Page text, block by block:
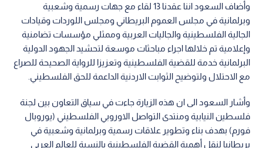
وأضاف السعود اننا عقدنا 13 لقاء مع جهات رسمية وشعبية
وبرلمانية في مجلس العموم البريطاني ومجلس اللوردات وقيادات
الجالية الفلسطينية والجاليات العربية وممثلي مؤسسات تضامنية
وإعلامية تم خلالها اجراء مباحثات موسعة لتحشيد الجهود الدولية
البرلمانية خدمة للقضية الفلسطينية وتعزيزا للرواية الصحيحة للصراع
مع الاحتلال ولتوضيح الثوابت الاردنية الداعمة للحق الفلسطيني.
وأشار السعود الى ان هذه الزيارة جاءت في سياق التعاون بين لجنة
فلسطين النيابية ومنتدى التواصل الاوروبي الفلسطيني (يوروبال
فورم) بهدف بناء وتطوير علاقات رسمية وبرلمانية وشعبية في
بريطانيا لنقل أهمية القضية الفلسطينية بالنسبة للعالم العربي